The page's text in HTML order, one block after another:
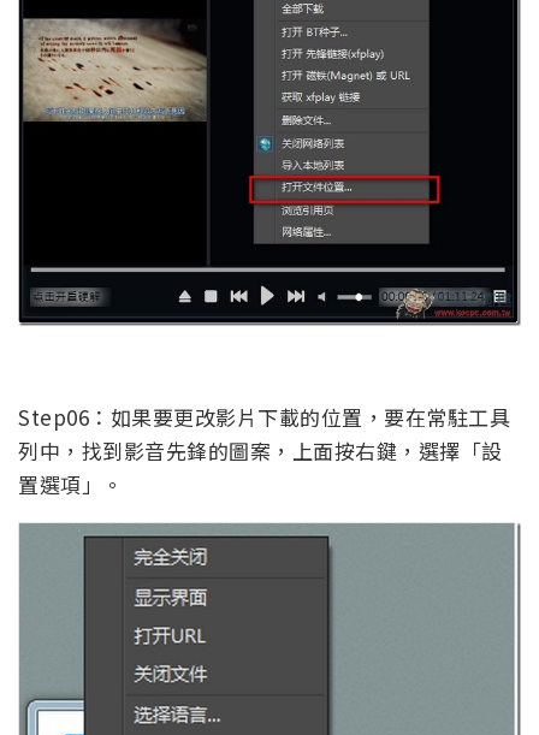
Step06：如果要更改影片下載的位置，要在常駐工具
列中，找到影音先鋒的圖案，上面按右鍵，選擇「設
置選項」。